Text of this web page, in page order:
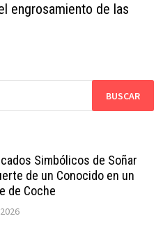
engrosamiento de las
Simbólicos de Soñar
de un Conocido en un
de Coche